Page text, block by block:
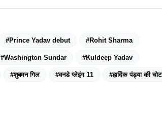
#Prince Yadav debut #Rohit Sharma
#Washington Sundar #Kuldeep Yadav
#शुबमन गिल #वनडे प्लेइंग 11 #हार्दिक पंड्या की चोट